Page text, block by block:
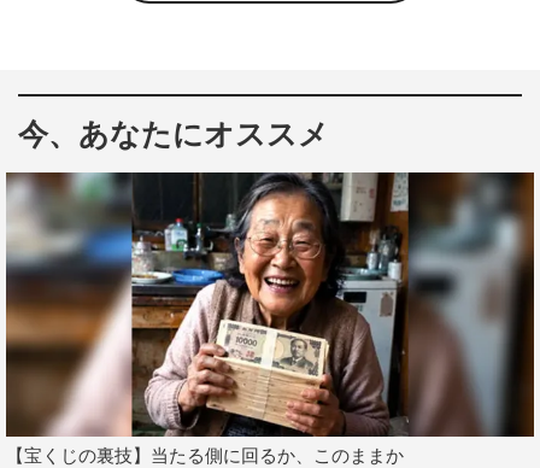
選手にとっては、この大会からパリ五輪の代表選考が本格
化するため、モチベーションは非常に高い。
4日には髙藤直寿、阿部一二三ら東京五輪の金メダリスト6
人が登場予定。どの時間にもメダリストが登場する豪華な
「世界最高峰の戦い」を、テレビ東京ではライブで届け
さらに、今大会はテレ東ファンが集うコミュニティサイト
「テレ東ファン支局」ともコラボ。ファン支局員の中から
抽選で中継の裏側を見られるツアーへ招待するなど、普段
今、あなたにオススメ
【宝くじの裏技】当たる側に回るか、このままか